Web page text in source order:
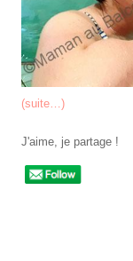
(suite…)
J'aime, je partage !